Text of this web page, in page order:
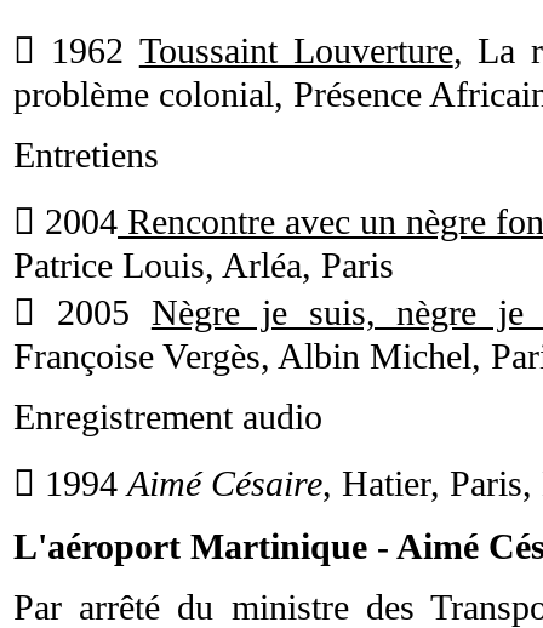
 1962 Toussaint Louverture, La
problème colonial, Présence
Entretiens
 2004 Rencontre avec un nègre
Patrice Louis, Arléa, Paris
 2005 Nègre je suis, nègre je
Françoise Vergès, Albin Michel,
Enregistrement audio
 1994 Aimé Césaire, Hatier,
L'aéroport Martinique - Aimé
Par arrêté du ministre des